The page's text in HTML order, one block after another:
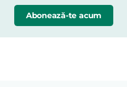
Abonează-te acum